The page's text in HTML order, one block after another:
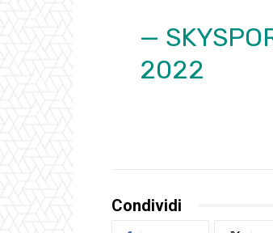
—
2022
Condividi